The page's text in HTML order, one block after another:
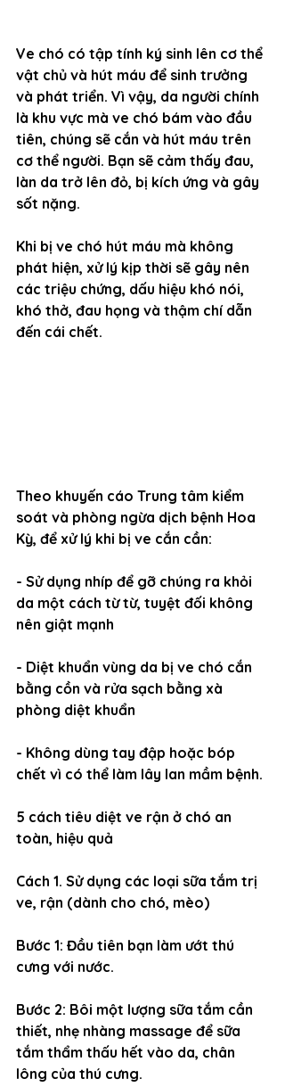
Ve chó có tập tính ký sinh lên cơ thể
vật chủ và hút máu để sinh trưởng
và phát triển. Vì vậy, da người chính
là khu vực mà ve chó bám vào đầu
tiên, chúng sẽ cắn và hút máu trên
cơ thể người. Bạn sẽ cảm thấy đau,
làn da trở lên đỏ, bị kích ứng và gây
sốt nặng.
Khi bị ve chó hút máu mà không
phát hiện, xử lý kịp thời sẽ gây nên
các triệu chứng, dấu hiệu khó nói,
khó thở, đau họng và thậm chí dẫn
đến cái chết.
Theo khuyến cáo Trung tâm kiểm
soát và phòng ngừa dịch bệnh Hoa
Kỳ, để xử lý khi bị ve cắn cần:
- Sử dụng nhíp để gỡ chúng ra khỏi
da một cách từ từ, tuyệt đối không
nên giật mạnh
- Diệt khuẩn vùng da bị ve chó cắn
bằng cồn và rửa sạch bằng xà
phòng diệt khuẩn
- Không dùng tay đập hoặc bóp
chết vì có thể làm lây lan mầm bệnh.
5 cách tiêu diệt ve rận ở chó an
toàn, hiệu quả
Cách 1. Sử dụng các loại sữa tắm trị
ve, rận (dành cho chó, mèo)
Bước 1: Đầu tiên bạn làm ướt thú
cưng với nước.
Bước 2: Bôi một lượng sữa tắm cần
thiết, nhẹ nhàng massage để sữa
tắm thẩm thấu hết vào da, chân
lông của thú cưng.